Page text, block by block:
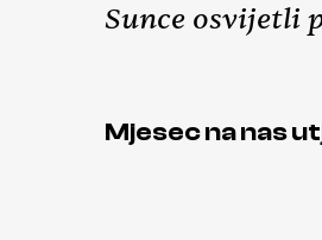
Sunce osvijetli
Mjesec na nas